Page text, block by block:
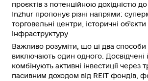
проєктів з потенційною дохідністю
Inzhur пропонує різні напрями:
торговельні центри, історичні
інфраструктуру
Важливо розуміти, що ці два способи
виключають один одного. Досвідчені
комбінують активні інвестиції через
пасивним доходом від REIT фондів,